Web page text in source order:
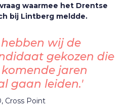
waarmee het Drentse
bij Lintberg meldde.
wij de
gekozen die
jaren
gaan leiden.'
Cross Point